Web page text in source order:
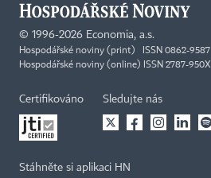
© 1996-2026 Economia, a.s.
Hospodářské noviny (print) ISSN 0862-9587
Hospodářské noviny (online) ISSN 2787-950X
Certifikováno Sledujte nás
Stáhněte si aplikaci HN